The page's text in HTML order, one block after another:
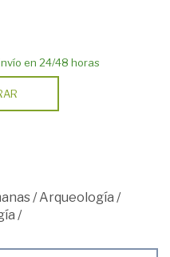
en 24/48 horas
/Arqueología /
/